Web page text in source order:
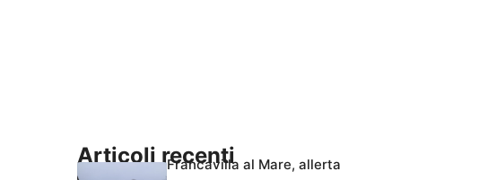
Articoli recentiFrancavilla al Mare, allerta